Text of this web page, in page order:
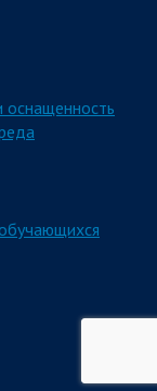
оснащенность